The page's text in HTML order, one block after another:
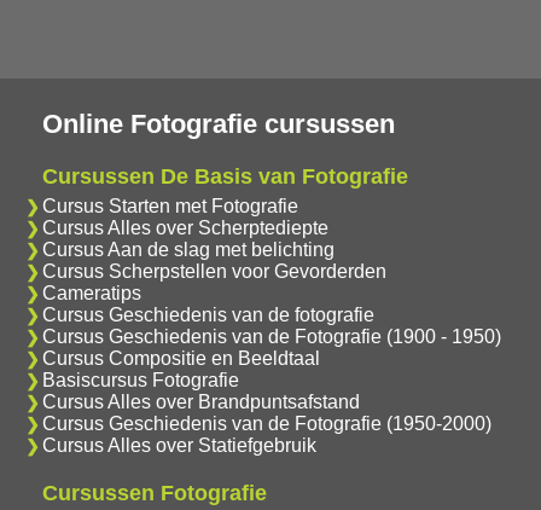
Online Fotografie cursussen
Cursussen De Basis van Fotografie
Cursus Starten met Fotografie
Cursus Alles over Scherptediepte
Cursus Aan de slag met belichting
Cursus Scherpstellen voor Gevorderden
Cameratips
Cursus Geschiedenis van de fotografie
Cursus Geschiedenis van de Fotografie (1900 - 1950)
Cursus Compositie en Beeldtaal
Basiscursus Fotografie
Cursus Alles over Brandpuntsafstand
Cursus Geschiedenis van de Fotografie (1950-2000)
Cursus Alles over Statiefgebruik
Cursussen Fotografie